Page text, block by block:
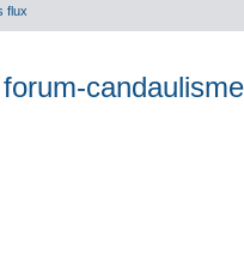
flux
forum-